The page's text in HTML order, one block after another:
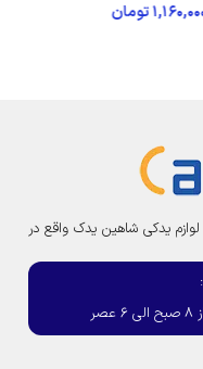
تومان
لوازم یدکی شاهین یدک واقع در